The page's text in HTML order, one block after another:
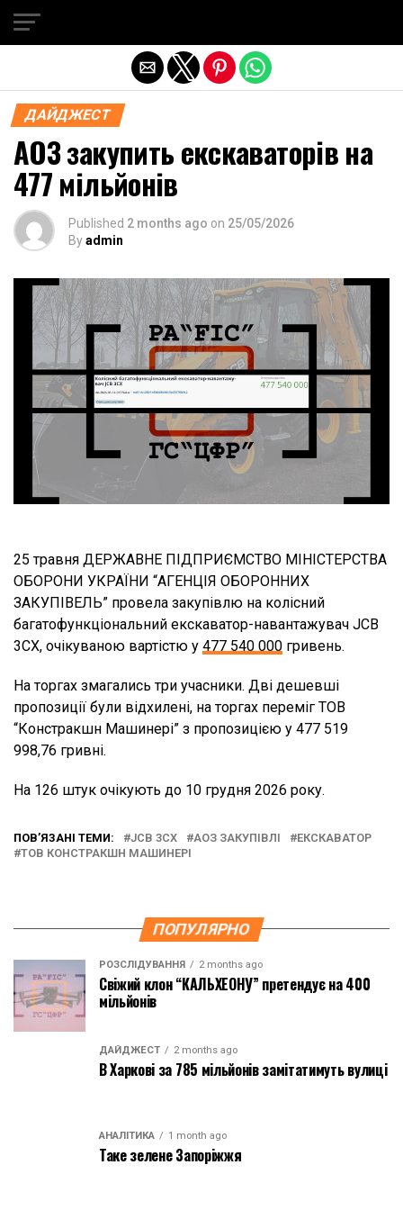
ДАЙДЖЕСТ
АОЗ закупить екскаваторів на
477 мільйонів
Published 2 months ago on 25/05/2026
Byadmin
25 травня ДЕРЖАВНЕ ПІДПРИЄМСТВО МІНІСТЕРСТВА
ОБОРОНИ УКРАЇНИ “АГЕНЦІЯ ОБОРОННИХ
ЗАКУПІВЕЛЬ” провела закупівлю на колісний
багатофункціональний екскаватор-навантажувач JCB
3CX, очікуваною вартістю у 477 540 000 гривень.
На торгах змагались три учасники. Дві дешевші
пропозиції були відхилені, на торгах переміг ТОВ
“Констракшн Машинері” з пропозицією у 477 519
998,76 гривні.
На 126 штук очікують до 10 грудня 2026 року.
ПОВ’ЯЗАНІ ТЕМИ: JCB 3CX АОЗ ЗАКУПІВЛІ
ЕКСКАВАТОР
ТОВ КОНСТРАКШН МАШИНЕРІ
ПОПУЛЯРНО
РОЗСЛІДУВАННЯ 2 months ago
Свіжий клон “КАЛЬХЕОНУ” претендує на 400
мільйонів
ДАЙДЖЕСТ 2 months ago
В Харкові за 785 мільйонів замітатимуть вулиці
АНАЛІТИКА 1 month ago
Таке зелене Запоріжжя